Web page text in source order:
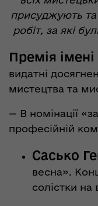
присуджують та
робіт, за які
Премія
видатні
мистецтва та
— В номінації
професійній
Сасько
весна».
солістки на